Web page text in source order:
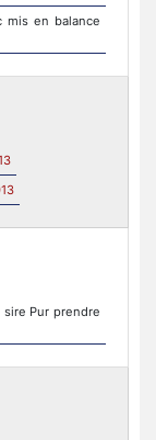
mis en balance
Pur prendre